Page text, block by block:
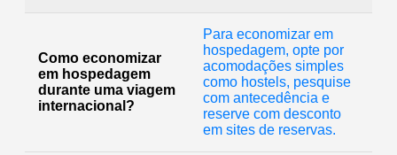
Como economizar
em hospedagem
durante uma viagem
internacional?
Para economizar em
hospedagem, opte por
acomodações simples
como hostels, pesquise
com antecedência e
reserve com desconto
em sites de reservas.